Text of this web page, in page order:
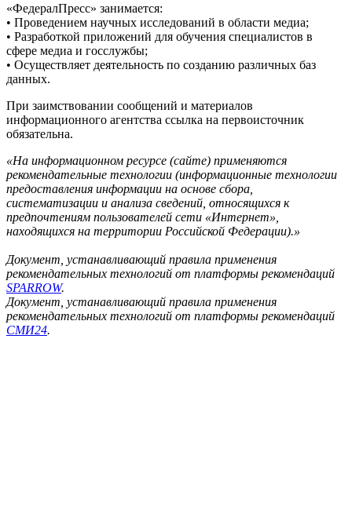
«ФедералПресс» занимается:
• Проведением научных исследований в области медиа;
• Разработкой приложений для обучения специалистов в
сфере медиа и госслужбы;
• Осуществляет деятельность по созданию различных баз
данных.
При заимствовании сообщений и материалов
информационного агентства ссылка на первоисточник
обязательна.
«На информационном ресурсе (сайте) применяются
рекомендательные технологии (информационные технологии
предоставления информации на основе сбора,
систематизации и анализа сведений, относящихся к
предпочтениям пользователей сети «Интернет»,
находящихся на территории Российской Федерации).»
Документ, устанавливающий правила применения
рекомендательных технологий от платформы рекомендаций
SPARROW.
Документ, устанавливающий правила применения
рекомендательных технологий от платформы рекомендаций
СМИ24.